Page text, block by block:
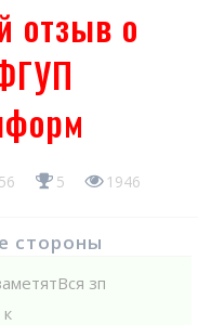
отзыв о
5 1946
стороны
зп